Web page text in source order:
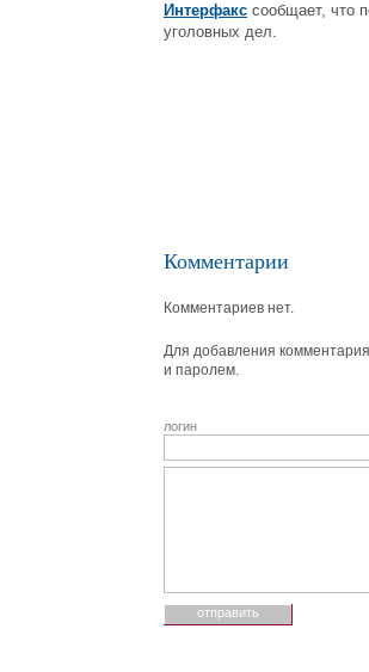
Интерфакс сообщает, что
уголовных дел.
Комментарии
Комментариев нет.
Для добавления
и паролем.
логин